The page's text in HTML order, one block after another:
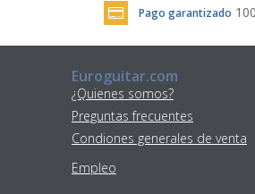
Pago garantizado
Euroguitar.com
¿Quienes somos?
Preguntas frecuentes
Condiones generales de venta
Empleo